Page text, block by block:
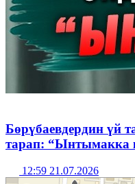
Бөрүбаевдердин үй
тарап: “Ынтымакка
12:59 21.07.2026